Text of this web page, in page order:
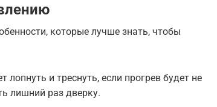
которые лучше знать, чтобы
и треснуть, если прогрев будет не
лишний раз дверку.